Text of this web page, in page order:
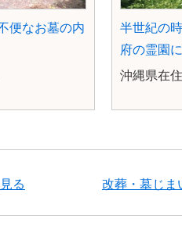
便なお墓の内
半世紀の
府の霊園
沖縄県在
る 改葬・墓じま